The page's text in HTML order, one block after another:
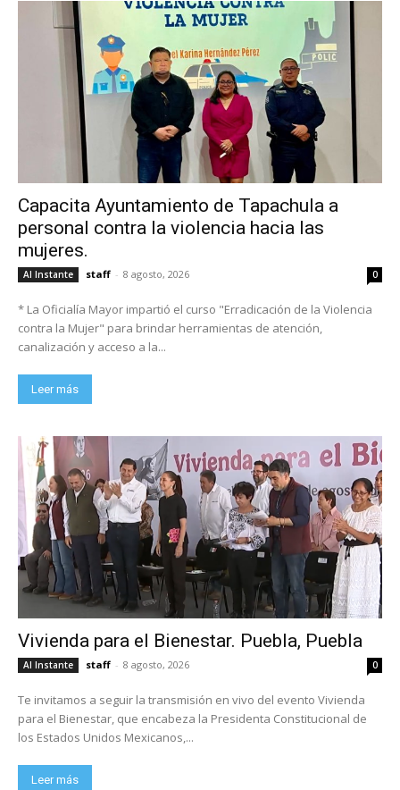
Capacita Ayuntamiento de Tapachula a
personal contra la violencia hacia las
mujeres.
Al Instante staff - 8 agosto, 2026 0
* La Oficialía Mayor impartió el curso "Erradicación de la Violencia
contra la Mujer" para brindar herramientas de atención,
canalización y acceso a la...
Leer más
Vivienda para el Bienestar. Puebla, Puebla
Al Instante staff - 8 agosto, 2026 0
Te invitamos a seguir la transmisión en vivo del evento Vivienda
para el Bienestar, que encabeza la Presidenta Constitucional de
los Estados Unidos Mexicanos,...
Leer más